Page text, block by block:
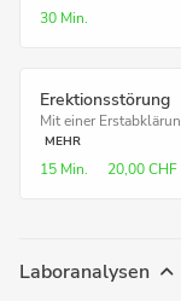
30 Min.
Erektionsstörung
Mit einer
MEHR
15 Min. 20,00 CHF
Laboranalysen